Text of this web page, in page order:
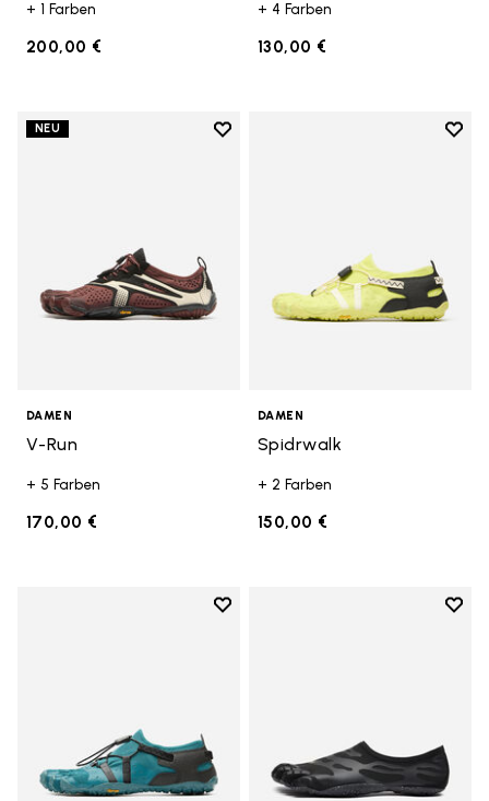
+ 1 Farben
200,00 €
+ 4 Farben
130,00 €
NEU
Add to wishlist
DAMEN
V-Run
+ 5 Farben
170,00 €
Add
DAMEN
Spidrwalk
+ 2 Farben
150,00 €
Add to wishlist
Add